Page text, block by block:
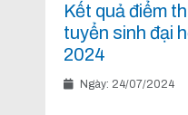
Kết quả điểm
tuyển sinh đại
2024
Ngày: 24/07/2024